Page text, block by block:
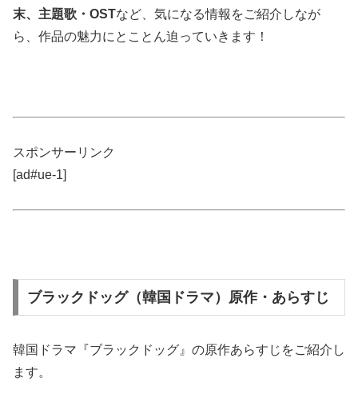
末、主題歌・OSTなど、気になる情報をご紹介しなが
ら、作品の魅力にとことん迫っていきます！
スポンサーリンク
[ad#ue-1]
ブラックドッグ（韓国ドラマ）原作・あらすじ
韓国ドラマ『ブラックドッグ』の原作あらすじをご紹介し
ます。